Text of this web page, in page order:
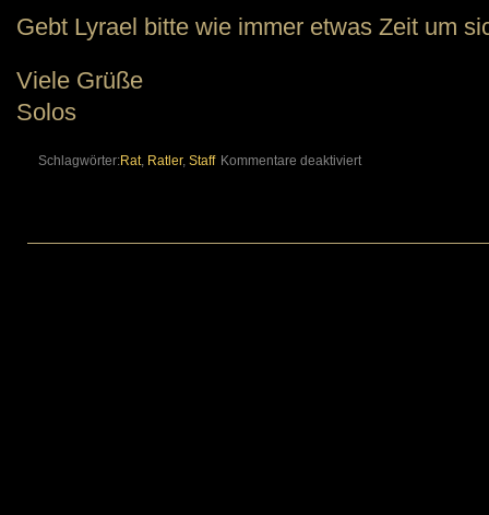
Gebt Lyrael bitte wie immer etwas Zeit um
Viele Grüße
Solos
Schlagwörter:Rat, Ratler, Staff Kommentare deaktiviertfür